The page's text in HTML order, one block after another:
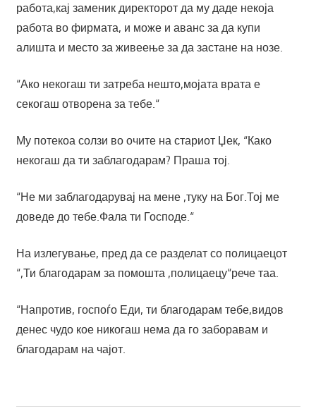
работа,кај заменик директорот да му даде некоја
работа во фирмата, и може и аванс за да купи
алишта и место за живеење за да застане на нозе.
“Ако некогаш ти затреба нешто,мојата врата е
секогаш отворена за тебе.“
Му потекоа солзи во очите на стариот Џек, “Како
некогаш да ти заблагодарам? Праша тој.
“Не ми заблагодарувај на мене ,туку на Бог.Тој ме
доведе до тебе.Фала ти Господе.“
На излегување, пред да се разделат со полицаецот
“,Ти благодарам за помошта ,полицаецу“рече таа.
“Напротив, госпоѓо Еди, ти благодарам тебе,видов
денес чудо кое никогаш нема да го заборавам и
благодарам на чајот.